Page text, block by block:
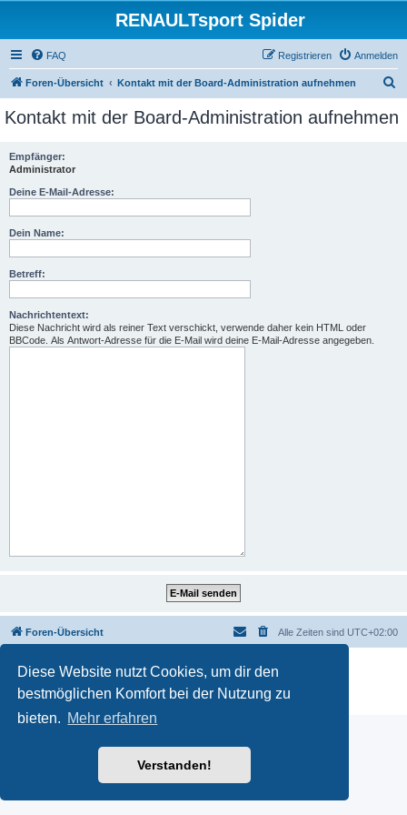
Diese Website nutzt Cookies, um dir den
bestmöglichen Komfort bei der Nutzung zu
bieten. Mehr erfahren
Verstanden!
RENAULTsport Spider
FAQ Anmelden
Registrieren
Foren-Übersicht Kontakt mit der Board-Administration aufnehmen
c
Kontakt mit der Board-Administration aufnehmen
Empfänger:
Administrator
Deine E-Mail-Adresse:
Dein Name:
Betreff:
Nachrichtentext:
Diese Nachricht wird als reiner Text verschickt, verwende daher kein HTML oder
BBCode. Als Antwort-Adresse für die E-Mail wird deine E-Mail-Adresse angegeben.
Foren-Übersicht Alle Zeiten sind UTC+02:00
Powered by phpBB
® Forum Software © phpBB Limited
Deutsche Übersetzung durch
Datenschutz|Nutzungsbedingungen